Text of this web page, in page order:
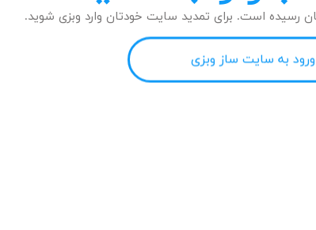
رسیده است. برای تمدید سایت خودتان وارد وبزی شوید.
ورود به سایت ساز وبزی